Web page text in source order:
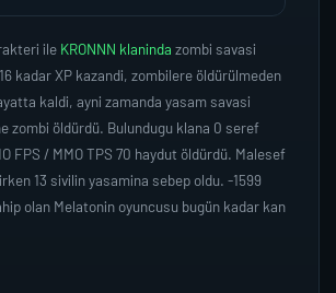
ile KRONNN klaninda zombi savasi
kadar XP kazandi, zombilere öldürülmeden
kaldi, ayni zamanda yasam savasi
zombi öldürdü. Bulundugu klana 0 seref
FPS / MMO TPS 70 haydut öldürdü. Malesef
13 sivilin yasamina sebep oldu. -1599
olan Melatonin oyuncusu bugün kadar kan